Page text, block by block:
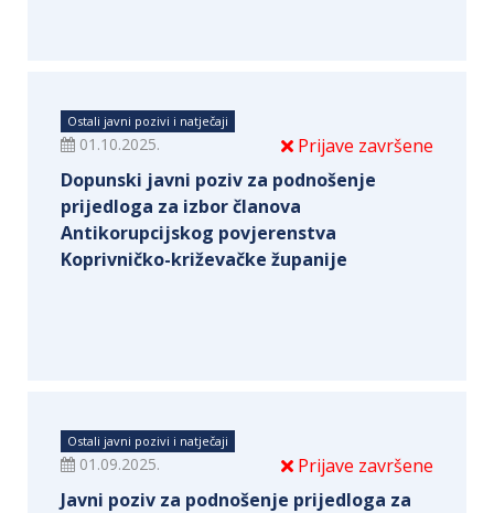
Ostali javni pozivi i natječaji
Prijave završene
01.10.2025.
Dopunski javni poziv za podnošenje
prijedloga za izbor članova
Antikorupcijskog povjerenstva
Koprivničko-križevačke županije
Ostali javni pozivi i natječaji
Prijave završene
01.09.2025.
Javni poziv za podnošenje prijedloga za